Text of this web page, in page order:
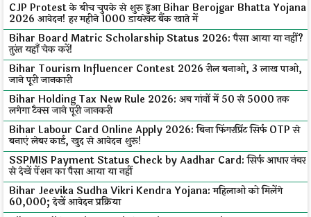
CJP Protest के बीच चुपके से शुरू हुआ Bihar Berojgar Bhatta Yojana
2026 आवेदन! हर महीने ₹1000 डायरेक्ट बैंक खाते में
Bihar Board Matric Scholarship Status 2026: पैसा आया या नहीं?
तुरंत यहाँ चेक करें!
Bihar Tourism Influencer Contest 2026 रील बनाओ, ₹3 लाख पाओ,
जाने पूरी जानकारी
Bihar Holding Tax New Rule 2026: अब गांवों में ₹50 से ₹5000 तक
लगेगा टैक्स जाने पूरी जानकरी
Bihar Labour Card Online Apply 2026: बिना फिंगरप्रिंट सिर्फ OTP से
बनाएं लेबर कार्ड, खुद से आवेदन शुरू!
SSPMIS Payment Status Check by Aadhar Card: सिर्फ आधार नंबर
से देखें पेंशन का पैसा आया या नहीं
Bihar Jeevika Sudha Vikri Kendra Yojana: महिलाओं को मिलेंगे
₹60,000; देखें आवेदन प्रक्रिया